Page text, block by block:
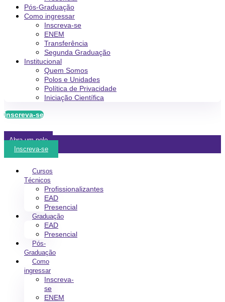
Pós-Graduação
Como ingressar
Inscreva-se
ENEM
Transferência
Segunda Graduação
Institucional
Quem Somos
Polos e Unidades
Política de Privacidade
Iniciação Científica
Inscreva-se
Abra um polo
Inscreva-se
Cursos
Técnicos
Profissionalizantes
EAD
Presencial
Graduação
EAD
Presencial
Pós-
Graduação
Como
ingressar
Inscreva-
se
ENEM